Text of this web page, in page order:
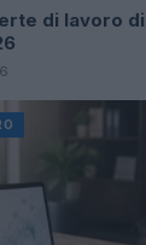
di lavoro